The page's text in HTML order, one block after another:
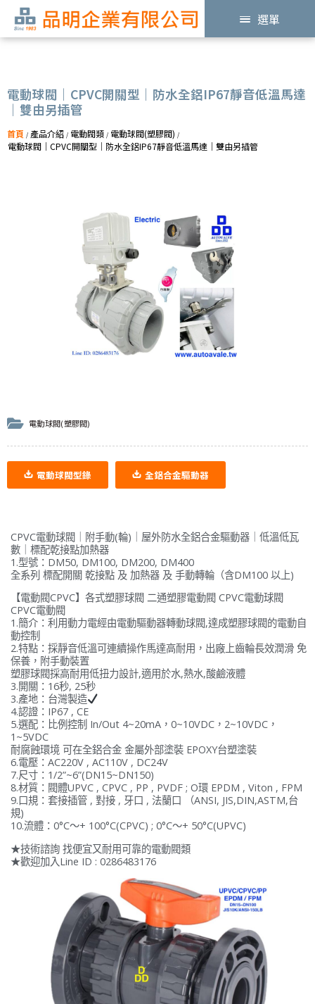
選單
電動球閥｜CPVC開關型｜防水全鋁IP67靜音低溫馬達
｜雙由另插管
首頁 / 產品介紹 / 電動閥類 / 電動球閥(塑膠閥) /
電動球閥｜CPVC開關型｜防水全鋁IP67靜音低溫馬達｜雙由另插管
電動球閥(塑膠閥)
電動球閥型錄 全鋁合金驅動器
CPVC電動球閥｜附手動(輪)｜屋外防水全鋁合金驅動器｜低溫低瓦
數｜標配乾接點加熱器
1.型號：DM50, DM100, DM200, DM400
全系列 標配開關 乾接點 及 加熱器 及 手動轉輪（含DM100 以上)
【電動閥CPVC】各式塑膠球閥 二通塑膠電動閥 CPVC電動球閥
CPVC電動閥
1.簡介：利用動力電經由電動驅動器轉動球閥,達成塑膠球閥的電動自
動控制
2.特點：採靜音低溫可連續操作馬達高耐用，出廠上齒輪長效潤滑 免
保養，附手動裝置
塑膠球閥採高耐用低扭力設計,適用於水,熱水,酸鹼液體
3.開關：16秒, 25秒
3.產地：台灣製造
4.認證：IP67 , CE
5.選配：比例控制 In/Out 4~20mA，0~10VDC，2~10VDC，
1~5VDC
耐腐蝕環境 可在全鋁合金 金屬外部塗裝 EPOXY台塑塗裝
6.電壓：AC220V , AC110V , DC24V
7.尺寸：1/2”~6”(DN15~DN150)
8.材質：閥體UPVC , CPVC , PP , PVDF ; O環 EPDM , Viton , FPM
9.口規：套接插管 , 對接 , 牙口 , 法蘭口 （ANSI, JIS,DIN,ASTM,台
規)
10.流體：0°C〜+ 100°C(CPVC) ; 0°C〜+ 50°C(UPVC)
★技術諮詢 找便宜又耐用可靠的電動閥類
★歡迎加入Line ID : 0286483176